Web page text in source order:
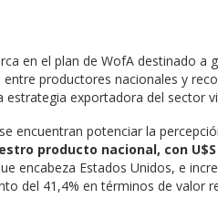
en el plan de WofA destinado
productores nacionales y
estrategia exportadora del sector
encuentran potenciar la
producto nacional, con
encabeza Estados Unidos, e
del 41,4% en términos de valor